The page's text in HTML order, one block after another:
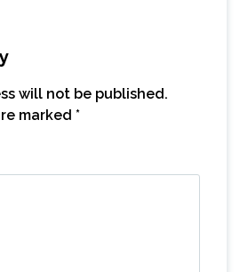
will not be published.
marked *